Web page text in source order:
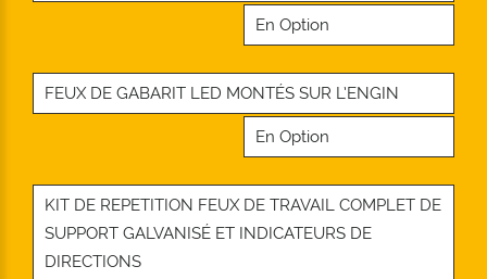
En Option
FEUX DE GABARIT LED MONTÉS SUR L’ENGIN
En Option
KIT DE REPETITION FEUX DE TRAVAIL COMPLET DE
SUPPORT GALVANISÉ ET INDICATEURS DE
DIRECTIONS